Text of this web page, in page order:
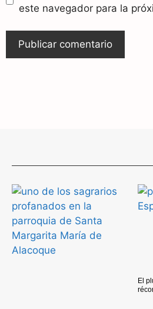
este navegador para la
El